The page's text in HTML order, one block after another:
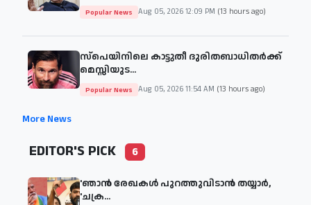
Popular News Aug 05, 2026 12:09 PM (13 hours ago)
സ്പെയിനിലെ കാട്ടുതീ ദുരിതബാധിതർക്ക്
മെസ്സിയുട...
Popular News Aug 05, 2026 11:54 AM (13 hours ago)
More News
EDITOR'S PICK 6
'ഞാന്‍ രേഖകള്‍ പുറത്തുവിടാന്‍ തയ്യാര്‍,
'ചക്ര...